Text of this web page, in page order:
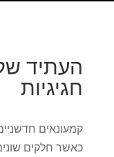
העתיד
חגיגיות
קמעונאים
כאשר חלקים